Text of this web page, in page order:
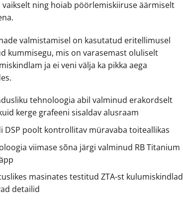
vaikselt ning hoiab pöörlemiskiiruse äärmiselt
valmistamisel on kasutatud eritellimusel
kummisegu, mis on varasemast oluliselt
ja ei veni välja ka pikka aega
tehnoloogia abil valminud erakordselt
kerge grafeeni sisaldav alusraam
DSP poolt kontrollitav müravaba toiteallikas
viimase sõna järgi valminud RB Titanium
masinates testitud ZTA-st kulumiskindlad
detailid